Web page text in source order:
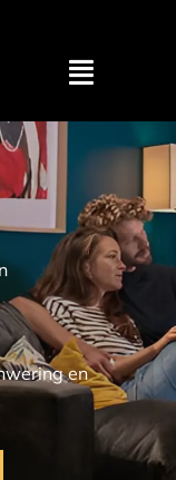
Particulier
Zakelijk
Outlet
Projecten
en